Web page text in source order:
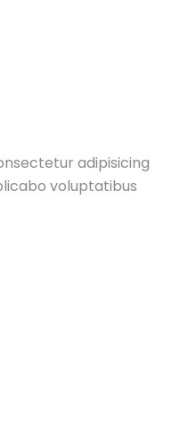
adipisicing
voluptatibus